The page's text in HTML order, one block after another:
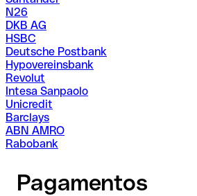
N26
DKB AG
HSBC
Deutsche Postbank
Hypovereinsbank
Revolut
Intesa Sanpaolo
Unicredit
Barclays
ABN AMRO
Rabobank
Pagamentos